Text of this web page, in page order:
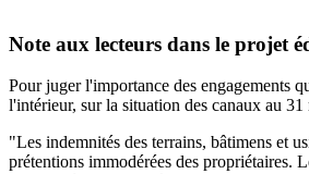
Note aux lecteurs dans le projet
Pour juger l'importance des engagements
l'intérieur, sur la situation des canaux au 31
"Les indemnités des terrains, bâtimens et
prétentions immodérées des propriétaires.